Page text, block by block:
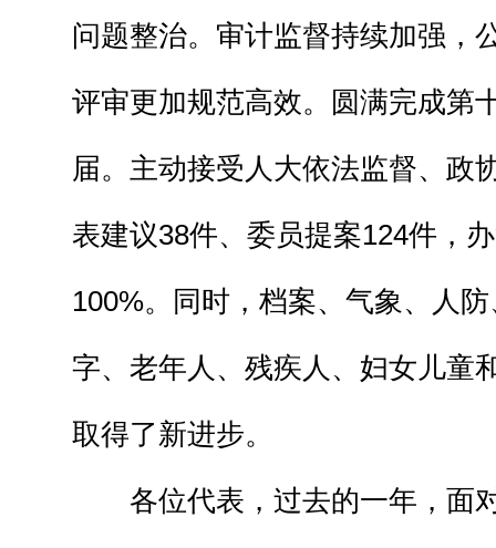
问题整治。审计监督持续加强，
评审更加规范高效。圆满完成第
届。主动接受人大依法监督、政
表建议38件、委员提案124件，
100%。同时，档案、气象、人
字、老年人、残疾人、妇女儿童
取得了新进步。
各位代表，过去的一年，面